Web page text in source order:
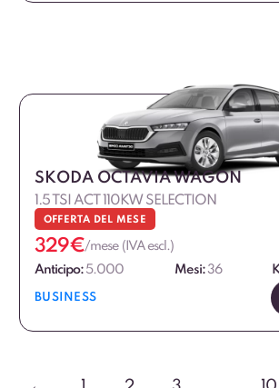
SKODA OCTAVIA WAGON
1.5 TSI ACT 110KW SELECTION
OFFERTA DEL MESE
329€/mese (IVA escl.)
Anticipo:5.000 Mesi:36
BUSINESS